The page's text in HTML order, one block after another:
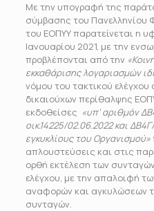
Με την υπογραφή της
σύμβασης του Πανελληνίου
του ΕΟΠΥΥ παρατείνεται η
Ιανουαρίου 2021, με την
προβλέπονται από την
εκκαθάρισης λογαριασμών
νόμου του τακτικού
δικαιούχων περίθαλψης
εκδοθείσες «υπ’ αριθμόν
οικ.14225/02.06.2022 και
εγκυκλίους του Οργανισμού»
απλουστεύσεις και στις
ορθή εκτέλεση των
ελέγχου, με την απαλοιφή
αναφορών και αγκυλώσεων
συνταγών.